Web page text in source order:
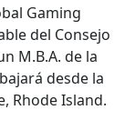
Gam­ing
del Con­se­jo
M.B.A. de la
des­de la
Rhode Island.